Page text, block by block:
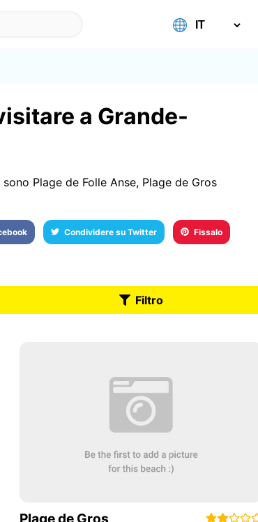
a Grande-
Plage de Folle Anse, Plage de Gros
Condividere su Twitter Fissalo
Filtro
Plage de Gros